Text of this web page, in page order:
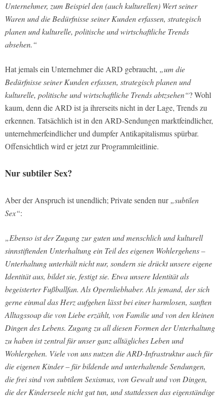
Unternehmer, zum Beispiel den (auch kulturellen) Wert seiner
Waren und die Bedürfnisse seiner Kunden erfassen, strategisch
planen und kulturelle, politische und wirtschaftliche Trends
absehen.“
Hat jemals ein Unternehmer die ARD gebraucht, „um die
Bedürfnisse seiner Kunden erfassen, strategisch planen und
kulturelle, politische und wirtschaftliche Trends abtzsehen“? Wohl
kaum, denn die ARD ist ja ihrerseits nicht in der Lage, Trends zu
erkennen. Tatsächlich ist in den ARD-Sendungen marktfeindlicher,
unternehmerfeindlicher und dumpfer Antikapitalismus spürbar.
Offensichtlich wird er jetzt zur Programmleitlinie.
Nur subtiler Sex?
Aber der Anspruch ist unendlich; Private senden nur„subtilen
Sex“:
„Ebenso ist der Zugang zur guten und menschlich und kulturell
sinnstiftenden Unterhaltung ein Teil des eigenen Wohlergehens –
Unterhaltung unterhält nicht nur, sondern sie drückt unsere eigene
Identität aus, bildet sie, festigt sie. Etwa unsere Identität als
begeisterter Fußballfan. Als Opernliebhaber. Als jemand, der sich
gerne einmal das Herz aufgehen lässt bei einer harmlosen, sanften
Alltagssoap die von Liebe erzählt, von Familie und von den kleinen
Dingen des Lebens. Zugang zu all diesen Formen der Unterhaltung
zu haben ist zentral für unser ganz alltägliches Leben und
Wohlergehen. Viele von uns nutzen die ARD-Infrastruktur auch für
die eigenen Kinder – für bildende und unterhaltende Sendungen,
die frei sind von subtilem Sexismus, von Gewalt und von Dingen,
die der Kinderseele nicht gut tun, und stattdessen das eigenständige